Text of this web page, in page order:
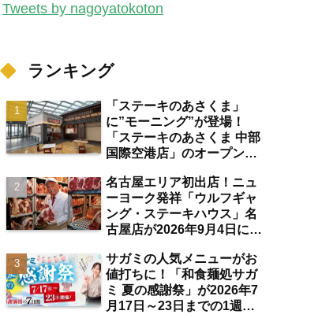
Tweets by nagoyatokoton
ランキング
「ステーキのあさくま」
に”モーニング”が登場！
「ステーキのあさくま 中部
国際空港店」のオープン日
空港店舗ならではの注目サ
ービスは？【中部国際空
港】
名古屋エリア初出店！ニュ
ーヨーク発祥「ウルフギャ
ング・ステーキハウス」名
古屋店が2026年9月4日に
にオープン【伏見】
サガミの人気メニューがお
値打ちに！「和食麺処サガ
ミ 夏の感謝祭」が2026年7
月17日～23日までの1週間